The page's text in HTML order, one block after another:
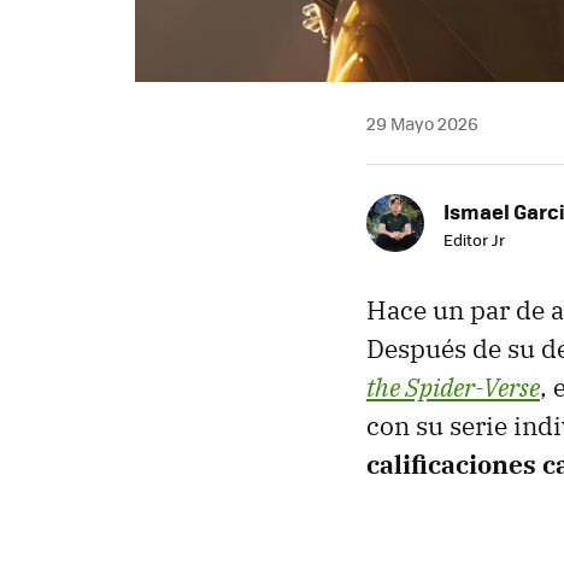
29 Mayo 2026
Ismael
Editor Jr
Hace un par de
Después de su
the Spider-Verse,
con su serie
calificaciones